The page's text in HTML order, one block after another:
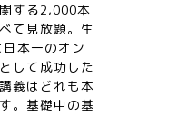
する2,000本
て見放題。生
本一のオン
して成功した
義はどれも本
。基礎中の基